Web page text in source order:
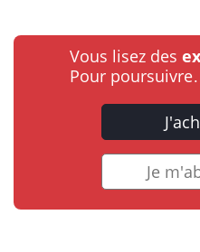
Vous lisez des
Pour
Je